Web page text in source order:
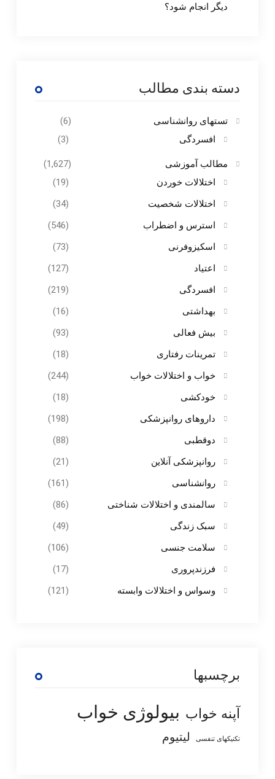
دیگر انجام شود؟
دسته بندی مطالب
تستهای روانشناسی
(6)
افسردگی
(3)
مطالب آموزشی
(1,627)
اختلالات خوردن
(19)
اختلالات شخصیت
(34)
استرس و اضطراب
(546)
اسکیزوفرنی
(73)
اعتیاد
(127)
افسردگی
(219)
بهداشتی
(16)
بیش فعالی
(93)
تمرینات رفتاری
(18)
خواب و اختلالات خواب
(244)
خودکشی
(18)
داروهای روانپزشکی
(198)
دوقطبی
(88)
روانپزشکی آنلاین
(21)
روانشناسی
(161)
سالمندی و اختلالات شناختی
(86)
سبک زندگی
(49)
سلامت جنسی
(106)
فرزندپروری
(17)
وسواس و اختلالات وابسته
(121)
برچسبها
آپنه خواب بیولوژی خواب
تکنیکهای تنفسی لیتیوم